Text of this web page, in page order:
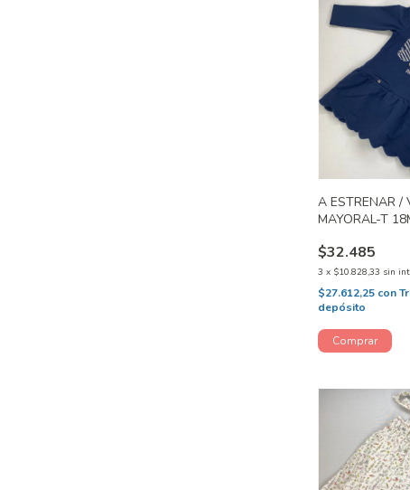
A ESTRENAR /
MAYORAL-T
$32.485
3 x $10.828,33 sin
$27.612,25 con
depósito